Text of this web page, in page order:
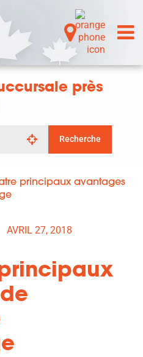
près
Recherche
principaux avantages
AVRIL 27, 2018